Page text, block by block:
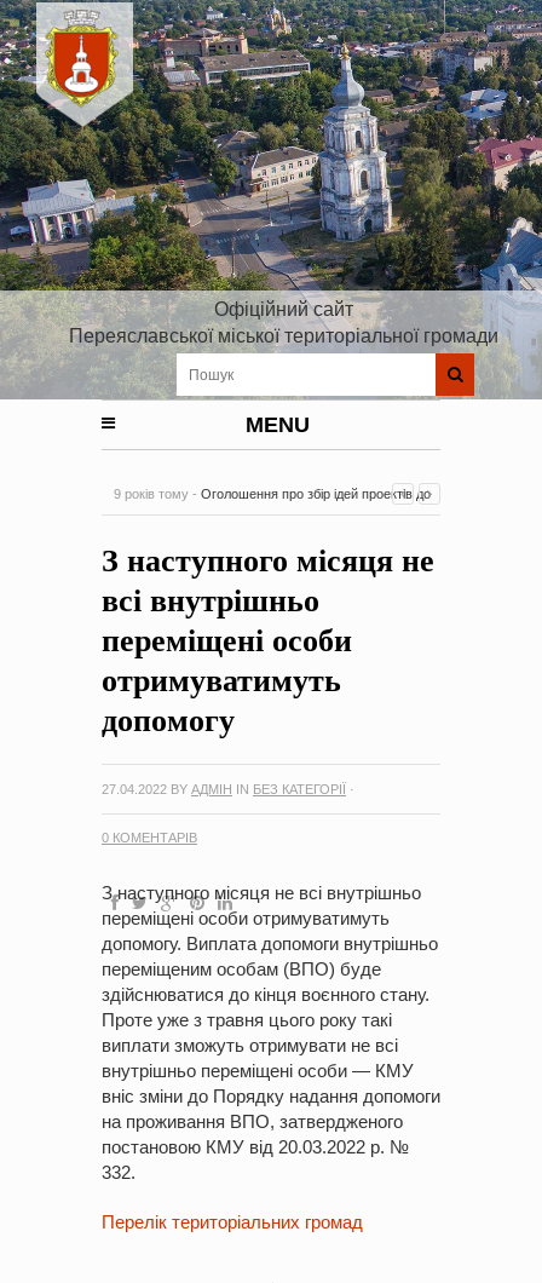
Офіційний сайт
Переяславської міської територіальної громади
MENU
9 років тому - Оголошення про збір ідей проектів до
на період 2018 – 2020 роки Оголошення про збір ідей
0 Коментарів
З наступного місяця не
всі внутрішньо
переміщені особи
отримуватимуть
допомогу
27.04.2022 BY АДМІН IN БЕЗ КАТЕГОРІЇ ·
0 КОМЕНТАРІВ
З наступного місяця не всі внутрішньо
переміщені особи отримуватимуть
допомогу. Виплата допомоги внутрішньо
переміщеним особам (ВПО) буде
здійснюватися до кінця воєнного стану.
Проте уже з травня цього року такі
виплати зможуть отримувати не всі
внутрішньо переміщені особи — КМУ
вніс зміни до Порядку надання допомоги
на проживання ВПО, затвердженого
постановою КМУ від 20.03.2022 р. №
332.
Перелік територіальних громад